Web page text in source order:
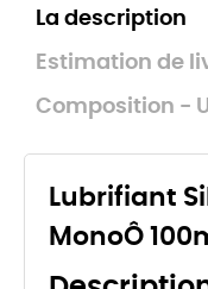
La description
Estimation de
Composition -
Lubrifiant
MonoÔ